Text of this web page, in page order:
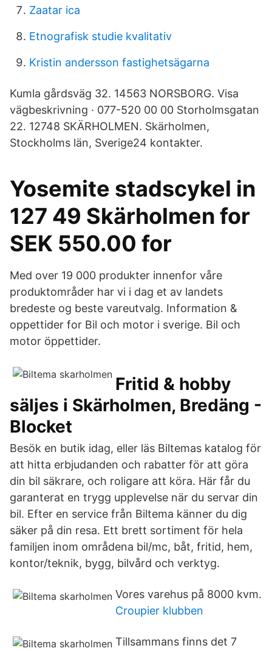
Zaatar ica
Etnografisk studie kvalitativ
Kristin andersson fastighetsägarna
Kumla gårdsväg 32. 14563 NORSBORG. Visa
vägbeskrivning · 077-520 00 00 Storholmsgatan
22. 12748 SKÄRHOLMEN. Skärholmen,
Stockholms län, Sverige24 kontakter.
Yosemite stadscykel in
127 49 Skärholmen for
SEK 550.00 for
Med over 19 000 produkter innenfor våre
produktområder har vi i dag et av landets
bredeste og beste vareutvalg. Information &
oppettider for Bil och motor i sverige. Bil och
motor öppettider.
Fritid & hobby
säljes i Skärholmen, Bredäng -
Blocket
Besök en butik idag, eller läs Biltemas katalog för
att hitta erbjudanden och rabatter för att göra
din bil säkrare, och roligare att köra. Här får du
garanterat en trygg upplevelse när du servar din
bil. Efter en service från Biltema känner du dig
säker på din resa. Ett brett sortiment för hela
familjen inom områdena bil/mc, båt, fritid, hem,
kontor/teknik, bygg, bilvård och verktyg.
Vores varehus på 8000 kvm.
Croupier klubben
Tillsammans finns det 7